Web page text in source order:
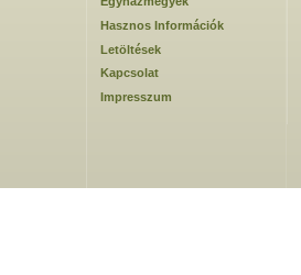
Hasznos Információk
Letöltések
Kapcsolat
Impresszum